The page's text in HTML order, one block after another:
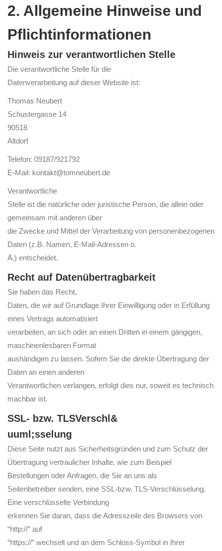
2. Allgemeine Hinweise und
Pflichtinformationen
Hinweis zur verantwortlichen Stelle
Die verantwortliche Stelle für die
Datenverarbeitung auf dieser Website ist:
Thomas Neubert
Schustergasse 14
90518
Altdorf
Telefon: 09187/921792
E-Mail: kontakt@tomneubert.de
Verantwortliche
Stelle ist die natürliche oder juristische Person, die allein oder
gemeinsam mit anderen über
die Zwecke und Mittel der Verarbeitung von personenbezogenen
Daten (z.B. Namen, E-Mail-Adressen o.
Ä.) entscheidet.
Recht auf Datenübertragbarkeit
Sie haben das Recht,
Daten, die wir auf Grundlage Ihrer Einwilligung oder in Erfüllung
eines Vertrags automatisiert
verarbeiten, an sich oder an einen Dritten in einem gängigen,
maschinenlesbaren Format
aushändigen zu lassen. Sofern Sie die direkte Übertragung der
Daten an einen anderen
Verantwortlichen verlangen, erfolgt dies nur, soweit es technisch
machbar ist.
SSL- bzw. TLSVerschl&
uuml;sselung
Diese Seite nutzt aus Sicherheitsgründen und zum Schutz der
Übertragung vertraulicher Inhalte, wie zum Beispiel
Bestellungen oder Anfragen, die Sie an uns als
Seitenbetreiber senden, eine SSL-bzw. TLS-Verschlüsselung.
Eine verschlüsselte Verbindung
erkennen Sie daran, dass die Adresszeile des Browsers von
“http://” auf
“https://” wechselt und an dem Schloss-Symbol in Ihrer